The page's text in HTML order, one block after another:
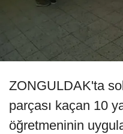
ZONGULDAK'ta
parçası kaçan 10
öğretmeninin